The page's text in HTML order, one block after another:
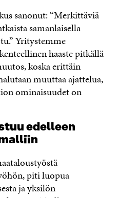
sanonut:“Merkittäviä
samanlaisella
”Yritystemme
haaste pitkällä
koska erittäin
muuttaa ajattelua,
ominaisuudet on
edelleen
östä
öhön, piti luopua
ja yksilön